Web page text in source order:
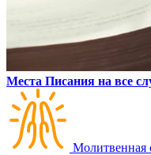
Места Писания на все
Молитвенная